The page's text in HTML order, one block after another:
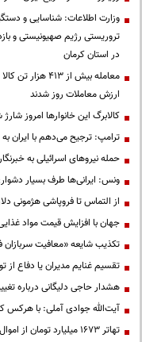
در استان کرمان
معامله بیش از
ارزش معاملات روز شدند
کالابرگ این خانوارها امروز
ترامپ: ترجیح می‌دهم با ایران
حمله نیروهای اسرائیلی به
ونس: ایرانی‌ها طرف بسیار
از التماس تا فروپاشی هژمونی
جهان با افزایش قیمت مواد
تکذیب شایعه «معافیت سربازان
تقسیم غنایم مدیران یا دفاع
هشدار حاجی دلیگانی درباره
آیت‌الله جوادی آملی: با هرکس
تهاتر ۱۶۷۳ میلیارد تومان از اموال شرکت‌های تراستی